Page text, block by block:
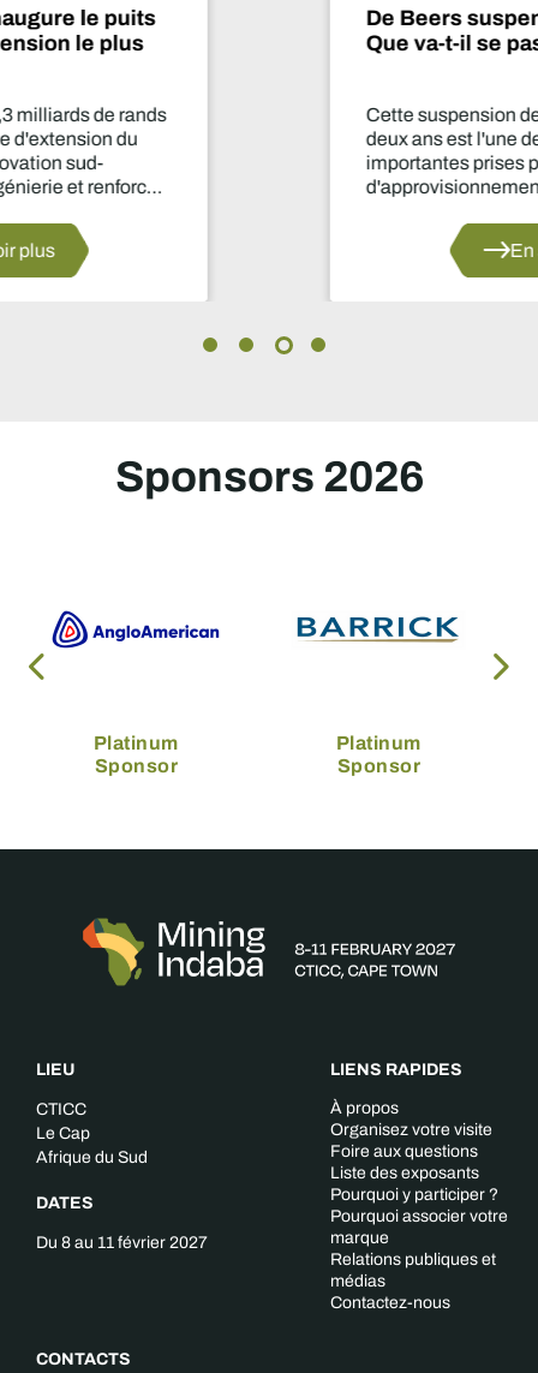
De Beers suspend le projet Venetia.
Que va-t-il se passer maintenant ?
Cette suspension de la production pendant
deux ans est l'une des décisions les plus
importantes prises par le secteur en matière
d'approvisionnement depuis des années.
Sponsors 2026
Platinum
Sponsor
Platinum
Sponsor
LIEU
CTICC
Le Cap
Afrique du Sud
DATES
Du 8 au 11 février 2027
CONTACTS
LIENS RAPIDES
À propos
Organisez votre visite
Foire aux questions
Liste des exposants
Pourquoi y participer ?
Pourquoi associer votre
marque
Relations publiques et
médias
Contactez-nous